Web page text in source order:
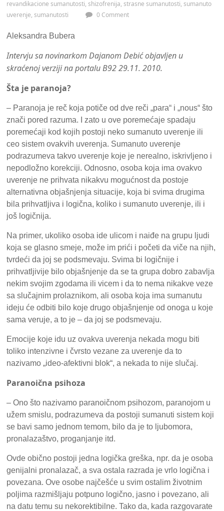
revandikacione sumanutosti,shizofrenija,strasne sumanutosti,sumanuto
uverenje,sumanutosti 0 Comment
Aleksandra Bubera
Intervju sa novinarkom Dajanom Debić objavljen u
skraćenoj verziji na portalu B92 29.11. 2010.
Šta je paranoja?
– Paranoja je reč koja potiče od dve reči „para“ i „nous“ što
znači pored razuma. I zato u ove poremećaje spadaju
poremećaji kod kojih postoji neko sumanuto uverenje ili
ceo sistem ovakvih uverenja. Sumanuto uverenje
podrazumeva takvo uverenje koje je nerealno, iskrivljeno i
nepodložno korekciji. Odnosno, osoba koja ima ovakvo
uverenje ne prihvata nikakvu mogućnost da postoje
alternativna objašnjenja situacije, koja bi svima drugima
bila prihvatljiva i logična, koliko i sumanuto uverenje, ili i
još logičnija.
Na primer, ukoliko osoba ide ulicom i naiđe na grupu ljudi
koja se glasno smeje, može im prići i početi da viče na njih,
tvrdeći da joj se podsmevaju. Svima bi logičnije i
prihvatljivije bilo objašnjenje da se ta grupa dobro zabavlja
nekim svojim zgodama ili vicem i da to nema nikakve veze
sa slučajnim prolaznikom, ali osoba koja ima sumanutu
ideju će odbiti bilo koje drugo objašnjenje od onoga u koje
sama veruje, a to je – da joj se podsmevaju.
Emocije koje idu uz ovakva uverenja nekada mogu biti
toliko intenzivne i čvrsto vezane za uverenje da to
nazivamo „ideo-afektivni blok“, a nekada to nije slučaj.
Paranoična psihoza
– Ono što nazivamo paranoičnom psihozom, paranojom u
užem smislu, podrazumeva da postoji sumanuti sistem koji
se bavi samo jednom temom, bilo da je to ljubomora,
pronalazaštvo, proganjanje itd.
Ovde obično postoji jedna logička greška, npr. da je osoba
genijalni pronalazač, a sva ostala razrada je vrlo logična i
povezana. Ove osobe najčešće u svim ostalim životnim
poljima razmišljaju potpuno logično, jasno i povezano, ali
na datu temu su nekorektibilne. Tako da, kada razgovarate